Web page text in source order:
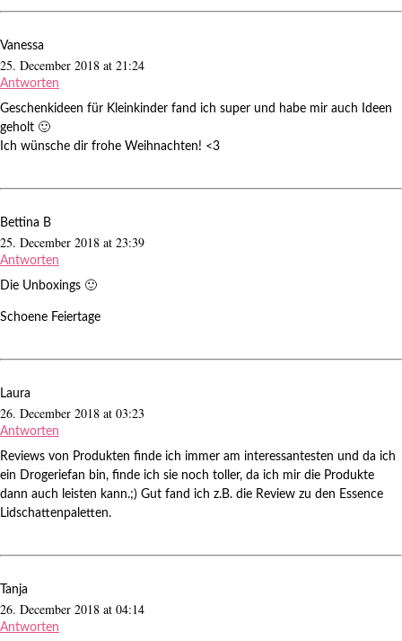
Vanessa
25. December 2018 at 21:24
Antworten
Geschenkideen für Kleinkinder fand ich super und habe mir auch Ideen
geholt 🙂
Ich wünsche dir frohe Weihnachten! <3
Bettina B
25. December 2018 at 23:39
Antworten
Die Unboxings 🙂
Schoene Feiertage
Laura
26. December 2018 at 03:23
Antworten
Reviews von Produkten finde ich immer am interessantesten und da ich
ein Drogeriefan bin, finde ich sie noch toller, da ich mir die Produkte
dann auch leisten kann.;) Gut fand ich z.B. die Review zu den Essence
Lidschattenpaletten.
Tanja
26. December 2018 at 04:14
Antworten